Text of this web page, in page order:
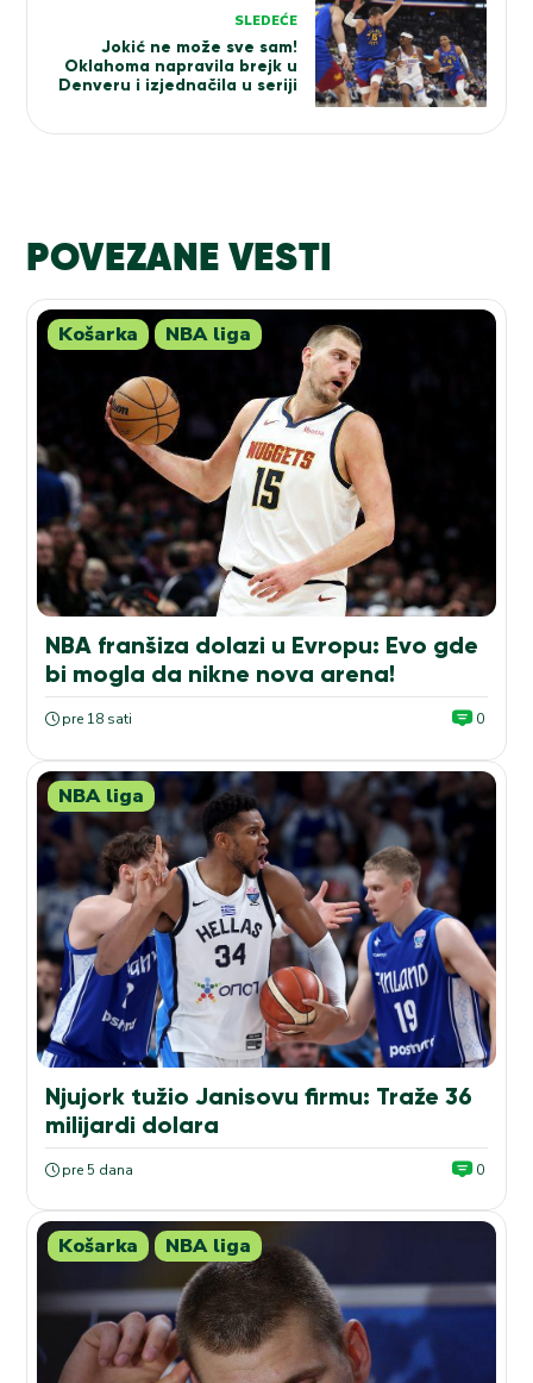
SLEDEĆE
Jokić ne može sve sam!
Oklahoma napravila brejk u
Denveru i izjednačila u seriji
POVEZANE VESTI
Košarka NBA liga
NBA franšiza dolazi u Evropu: Evo gde
bi mogla da nikne nova arena!
pre 18 sati 0
NBA liga
Njujork tužio Janisovu firmu: Traže 36
milijardi dolara
pre 5 dana 0
Košarka NBA liga